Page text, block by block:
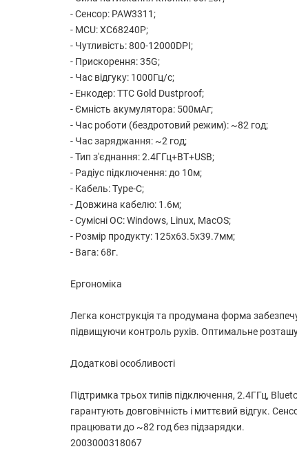
- Сенсор: PAW3311;
- MCU: XC68240P;
- Чутливість: 800-12000DPI;
- Прискорення: 35G;
- Час відгуку: 1000Гц/с;
- Енкодер: TTC Gold Dustproof;
- Ємність акумулятора: 500мАг;
- Час роботи (бездротовий режим): ~82 год;
- Час заряджання: ~2 год;
- Тип з'єднання: 2.4ГГц+ВT+USB;
- Радіус підключення: до 10м;
- Кабель: Type-C;
- Довжина кабелю: 1.6м;
- Сумісні ОС: Windows, Linux, MacOS;
- Розмір продукту: 125x63.5x39.7мм;
- Вага: 68г.
Ергономіка
Легка конструкція та продумана форма
підвищуючи контроль рухів. Оптимальне
Додаткові особливості
Підтримка трьох типів підключення, 2.4ГГц,
гарантують довговічність і миттєвий відгук.
працювати до ~82 год без підзарядки.
2003000318067